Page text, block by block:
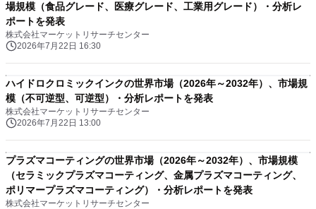
場規模（食品グレード、医療グレード、工業用グレード）・分析レ
ポートを発表
株式会社マーケットリサーチセンター
2026年7月22日 16:30
ハイドロクロミックインクの世界市場（2026年～2032年）、市場規
模（不可逆型、可逆型）・分析レポートを発表
株式会社マーケットリサーチセンター
2026年7月22日 13:00
プラズマコーティングの世界市場（2026年～2032年）、市場規模
（セラミックプラズマコーティング、金属プラズマコーティング、
ポリマープラズマコーティング）・分析レポートを発表
株式会社マーケットリサーチセンター